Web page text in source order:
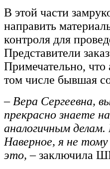
В этой части
направить
контроля для
Представители
Примечательно, что
том числе бывшая
– Вера Сергеевна,
прекрасно знаете
аналогичным
Наверное, я не тому
это,– заключила